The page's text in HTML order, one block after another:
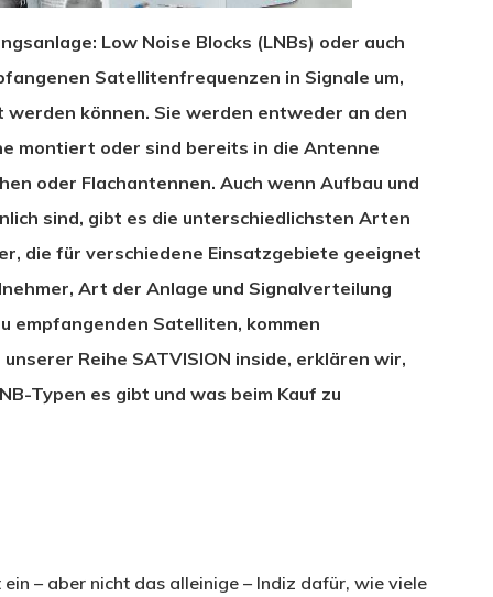
Low Noise Blocks (LNBs) oder auch
Satellitenfrequenzen in Signale um,
können. Sie werden entweder an den
montiert oder sind bereits in die Antenne
oder Flachantennen. Auch wenn Aufbau und
sind, gibt es die unterschiedlichsten Arten
die für verschiedene Einsatzgebiete geeignet
Art der Anlage und Signalverteilung
empfangenden Satelliten, kommen
Reihe SATVISION inside, erklären wir,
Typen es gibt und was beim Kauf zu
– aber nicht das alleinige – Indiz dafür, wie viele